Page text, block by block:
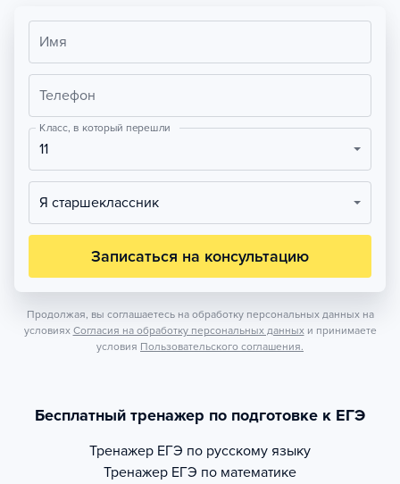
Имя
Телефон
Класс, в который перешли
11
Я старшеклассник
Записаться на консультацию
Продолжая, вы соглашаетесь на обработку персональных данных на
условиях Согласия на обработку персональных данных и принимаете
условия Пользовательского соглашения.
Бесплатный тренажер по подготовке к ЕГЭ
Тренажер ЕГЭ по русскому языку
Тренажер ЕГЭ по математике